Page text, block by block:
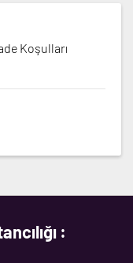
Koşulları
: